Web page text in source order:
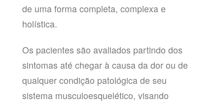
de uma forma completa, complexa e
holística.
Os pacientes são avaliados partindo dos
sintomas até chegar à causa da dor ou de
qualquer condição patológica de seu
sistema musculoesquelético, visando